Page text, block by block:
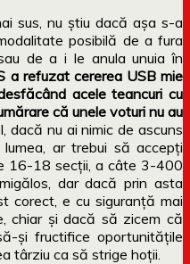
sus, nu știu dacă așa s-a
posibilă de a fura
de a i le anula unuia în
a refuzat cererea USB mie
acele teancuri cu
că unele voturi nu au
dacă nu ai nimic de ascuns
ar trebui să accepți
16-18 secții, a câte 3-400
dar dacă prin asta
corect, e cu siguranță mai
chiar și dacă să zicem că
și fructifice oportunitățile
târziu ca să strige hoții.